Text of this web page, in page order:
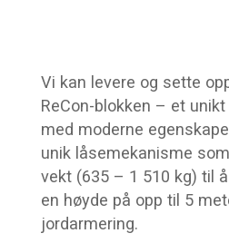
Vi kan levere og sette
ReCon-blokken – et
med moderne
unik låsemekanisme
vekt (635 – 1 510 kg) til
en høyde på opp til 5
jordarmering.